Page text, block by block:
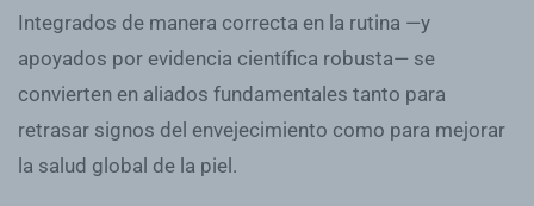
Integrados de manera correcta en la rutina —y
apoyados por evidencia científica robusta— se
convierten en aliados fundamentales tanto para
retrasar signos del envejecimiento como para mejorar
la salud global de la piel.